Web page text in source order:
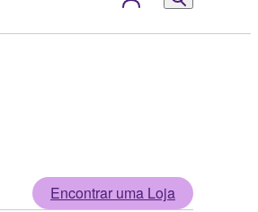
Encontrar uma Loja